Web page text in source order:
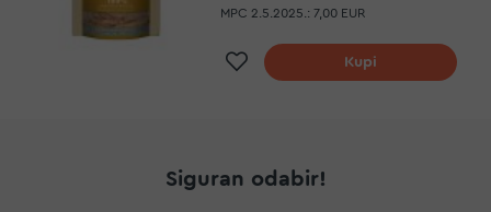
MPC 2.5.2025.: 7,00 EUR
Dodaj na listu želja
Kupi
Siguran odabir!